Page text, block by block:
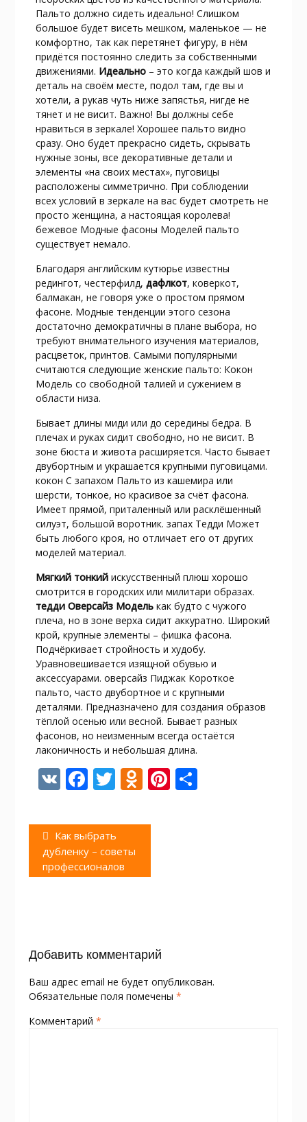
Пальто должно сидеть идеально! Слишком
большое будет висеть мешком, маленькое — не
комфортно, так как перетянет фигуру, в нём
придётся постоянно следить за собственными
движениями. Идеально– это когда каждый шов и
деталь на своём месте, подол там, где вы и
хотели, а рукав чуть ниже запястья, нигде не
тянет и не висит. Важно! Вы должны себе
нравиться в зеркале! Хорошее пальто видно
сразу. Оно будет прекрасно сидеть, скрывать
нужные зоны, все декоративные детали и
элементы «на своих местах», пуговицы
расположены симметрично. При соблюдении
всех условий в зеркале на вас будет смотреть не
просто женщина, а настоящая королева!
бежевое Модные фасоны Моделей пальто
существует немало.
Благодаря английским кутюрье известны
редингот, честерфилд, дафлкот, коверкот,
балмакан, не говоря уже о простом прямом
фасоне. Модные тенденции этого сезона
достаточно демократичны в плане выбора, но
требуют внимательного изучения материалов,
расцветок, принтов. Самыми популярными
считаются следующие женские пальто: Кокон
Модель со свободной талией и сужением в
области низа.
Бывает длины миди или до середины бедра. В
плечах и руках сидит свободно, но не висит. В
зоне бюста и живота расширяется. Часто бывает
двубортным и украшается крупными пуговицами.
кокон С запахом Пальто из кашемира или
шерсти, тонкое, но красивое за счёт фасона.
Имеет прямой, приталенный или расклёшенный
силуэт, большой воротник. запах Тедди Может
быть любого кроя, но отличает его от других
моделей материал.
Мягкий тонкийискусственный плюш хорошо
смотрится в городских или милитари образах.
тедди Оверсайз Моделькак будто с чужого
плеча, но в зоне верха сидит аккуратно. Широкий
крой, крупные элементы – фишка фасона.
Подчёркивает стройность и худобу.
Уравновешивается изящной обувью и
аксессуарами. оверсайз Пиджак Короткое
пальто, часто двубортное и с крупными
деталями. Предназначено для создания образов
тёплой осенью или весной. Бывает разных
фасонов, но неизменным всегда остаётся
лаконичность и небольшая длина.
V F
e
b
o
T
itt
er
O
n
ki
Pi О
записям
Предыдущая
запись:
Как выбрать
дубленку – советы
профессионалов
Добавить комментарий
Ваш адрес email не будет опубликован.
Обязательные поля помечены *
Комментарий *